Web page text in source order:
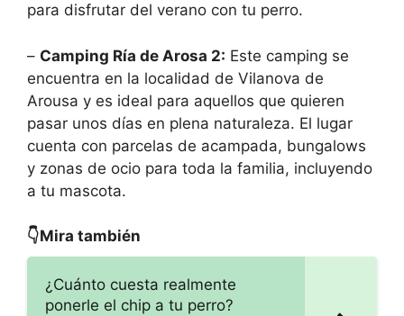
para disfrutar del verano con tu perro.
– Camping Ría de Arosa 2: Este camping se
encuentra en la localidad de Vilanova de
Arousa y es ideal para aquellos que quieren
pasar unos días en plena naturaleza. El lugar
cuenta con parcelas de acampada, bungalows
y zonas de ocio para toda la familia, incluyendo
a tu mascota.
👇Mira también
¿Cuánto cuesta realmente
ponerle el chip a tu perro?